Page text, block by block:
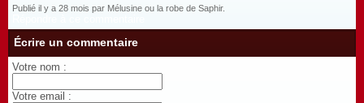
Publié il y a 28 mois par Mélusine ou la robe de Saphir.
Écrire un commentaire
Votre nom :
Votre email :